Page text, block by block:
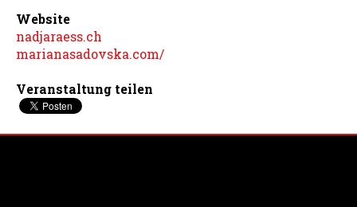
Website
nadjaraess.ch
marianasadovska.com/
Veranstaltung teilen